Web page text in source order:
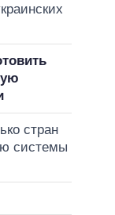
стран
системы